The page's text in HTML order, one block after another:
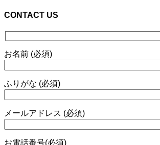
CONTACT US
お名前 (必須)
ふりがな (必須)
メールアドレス (必須)
お電話番号(必須)